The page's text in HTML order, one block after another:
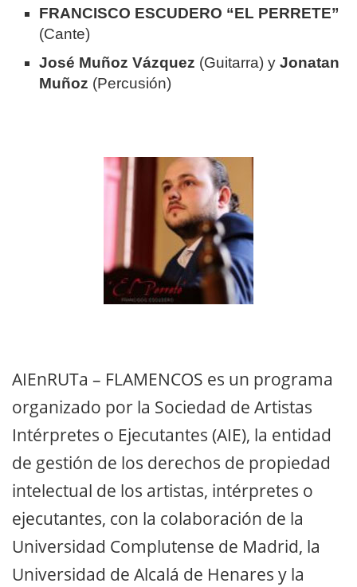
FRANCISCO ESCUDERO “EL PERRETE”
(Cante)
José Muñoz Vázquez (Guitarra) yJonatan
Muñoz (Percusión)
AIEnRUTa – FLAMENCOS es un programa
organizado por la Sociedad de Artistas
Intérpretes o Ejecutantes (AIE), la entidad
de gestión de los derechos de propiedad
intelectual de los artistas, intérpretes o
ejecutantes, con la colaboración de la
Universidad Complutense de Madrid, la
Universidad de Alcalá de Henares y la